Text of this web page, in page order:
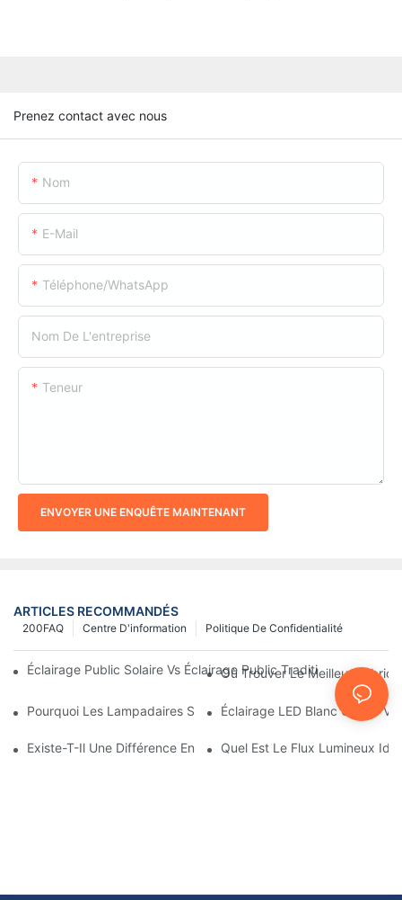
Prenez contact avec nous
Nom
E-Mail
Téléphone/WhatsApp
Nom De L'entreprise
Teneur
ENVOYER UNE ENQUÊTE MAINTENANT
ARTICLES RECOMMANDÉS
Politique De Confidentialité
Centre D'information
200FAQ
Éclairage Public Solaire Vs Éclairage Public Traditionnel : Coût,
Où Trouver Le Meilleur
Pourquoi Les Lampadaires Solaires Deviennent-Ils Populaires ?
Éclairage LED Blanc Chaud Vs
Existe-T-Il Une Différence Entre L'éclairage D'une Aire De
Quel Est Le Flux Lumineux